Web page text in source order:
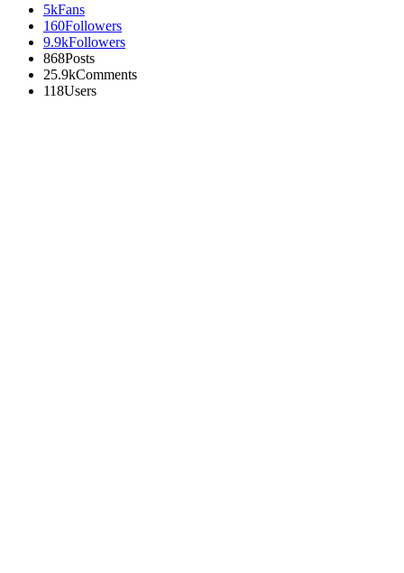
5kFans
160Followers
9.9kFollowers
868Posts
25.9kComments
118Users